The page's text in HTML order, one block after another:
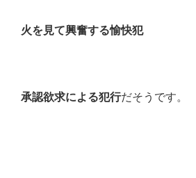
火を見て興奮する愉快犯
承認欲求による犯行だそうです。